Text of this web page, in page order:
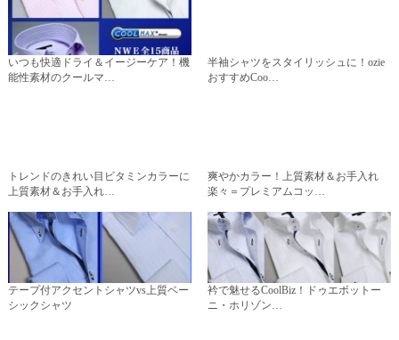
いつも快適ドライ＆イージーケア！機
能性素材のクールマ…
半袖シャツをスタイリッシュに！ozie
おすすめCoo…
トレンドのきれい目ビタミンカラーに
上質素材＆お手入れ…
爽やかカラー！上質素材＆お手入れ
楽々＝プレミアムコッ…
テープ付アクセントシャツvs上質ベー
シックシャツ
衿で魅せるCoolBiz！ドゥエボットー
ニ・ホリゾン…